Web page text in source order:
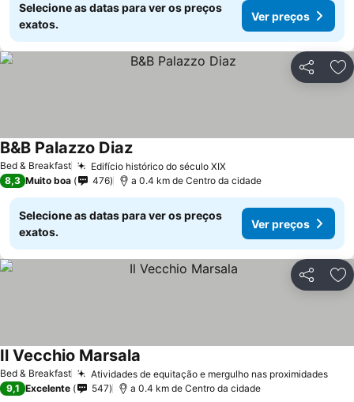
Selecione as datas para ver os preços
exatos.
Ver preços
Partilhar
Bed & Breakfast Edifício histórico do século XIX
B&B Palazzo Diaz
8,3 Muito boa 476 a 0.4 km de Centro da cidade
Selecione as datas para ver os preços
exatos.
Ver preços
Partilhar
Bed & Breakfast Atividades de equitação e mergulho nas proximidades
Il Vecchio Marsala
9,1 Excelente 547 a 0.4 km de Centro da cidade